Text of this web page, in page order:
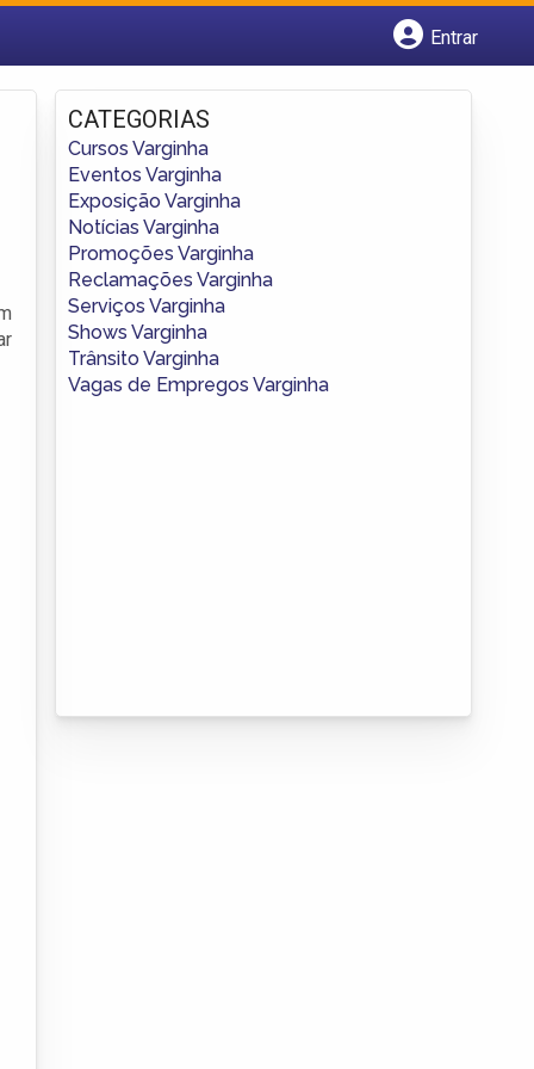
Entrar
Fazer login
Criar conta
CATEGORIAS
Cursos Varginha
Eventos Varginha
Exposição Varginha
Notícias Varginha
Promoções Varginha
Reclamações Varginha
Serviços Varginha
Shows Varginha
Trânsito Varginha
Vagas de Empregos Varginha